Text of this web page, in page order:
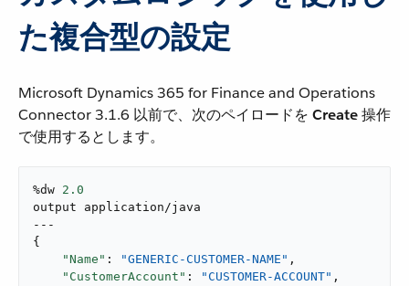
た複合型の設定
Microsoft Dynamics 365 for Finance and Operations
Connector 3.1.6 以前で、次のペイロードを ​ Create​ 操作
で使用するとします。
%dw 2.0
output application/java
---
{
"Name" : "GENERIC-CUSTOMER-NAME" ,
"CustomerAccount" : "CUSTOMER-ACCOUNT" ,